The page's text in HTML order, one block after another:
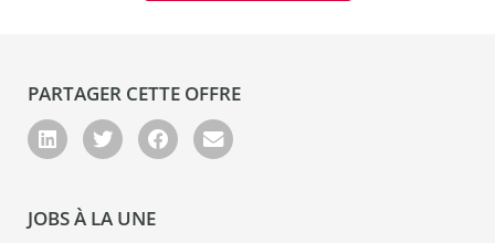
PARTAGER CETTE OFFRE
JOBS À LA UNE